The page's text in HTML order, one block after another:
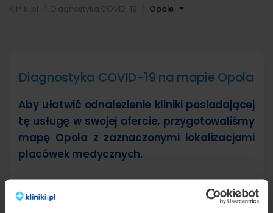
Opole
Diagnostyka COVID-19 na mapie Opola
Aby ułatwić odnalezienie kliniki posiadającej
tę usługę w swojej ofercie, przygotowaliśmy
mapę Opola z zaznaczonymi lokalizacjami
placówek medycznych.